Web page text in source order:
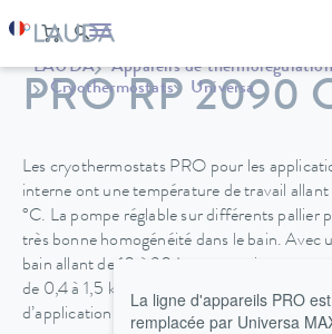
LAUDA Appareils de thermorégulation
Cryothermostats
Universa
PRO RP 2090
Les cryothermostats PRO pour les
interne ont une température de travail
°C. La pompe réglable sur différents pallier
très bonne homogénéité dans le bain. Avec
bain allant de 10 à 30 L et une puissance
de 0,4 à 1,5 kW, les cryothermostats PRO
d’application possible.
La ligne d'appareils PRO est
remplacée par Universa